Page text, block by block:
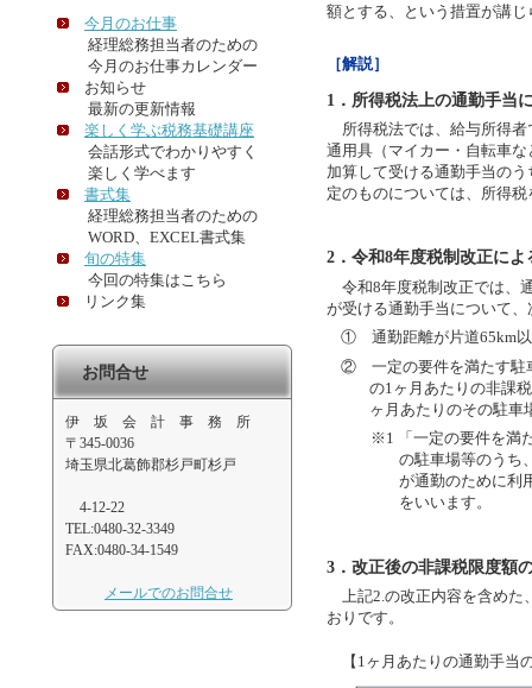
額とする、という措置が講
［解説］
1．所得税法上の通勤手当
所得税法では、給与所得者
通用具（マイカー・自転車
加算して受ける通勤手当の
定のものについては、所得
2．令和8年度税制改正によ
令和8年度税制改正では、
が受ける通勤手当について
① 通勤距離が片道65km以
② 一定の要件を満たす駐
の1ヶ月あたりの非課
ヶ月あたりのその駐車
※1 「一定の要件を満
の駐車場等のうち
が通勤のために利
をいいます。
3．改正後の非課税限度額
上記2.の改正内容を含めた
おりです。
【1ヶ月あたりの通勤手当
今月のお仕事
経理総務担当者のための
今月のお仕事カレンダー
お知らせ
最新の更新情報
楽しく学ぶ税務基礎講座
会話形式でわかりやすく
楽しく学べます
書式集
経理総務担当者のための
WORD、EXCEL書式集
旬の特集
今回の特集はこちら
リンク集
お問合せ
伊 坂 会 計 事 務 所
〒345-0036
埼玉県北葛飾郡杉戸町杉戸
4-12-22
TEL:0480-32-3349
FAX:0480-34-1549
メールでのお問合せ